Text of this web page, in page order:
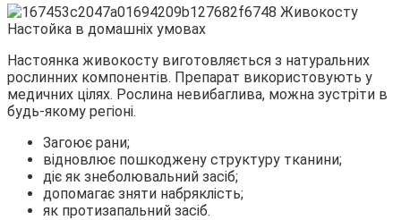
Настоянка живокосту виготовляється з натуральних
рослинних компонентів. Препарат використовують у
медичних цілях. Рослина невибаглива, можна зустріти в
будь-якому регіоні.
Загоює рани;
відновлює пошкоджену структуру тканини;
діє як знеболювальний засіб;
допомагає зняти набряклість;
як протизапальний засіб.